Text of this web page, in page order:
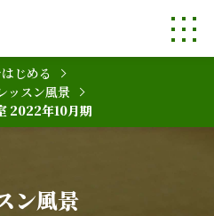
じめる
ッスン風景
2022年10月期
ン風景